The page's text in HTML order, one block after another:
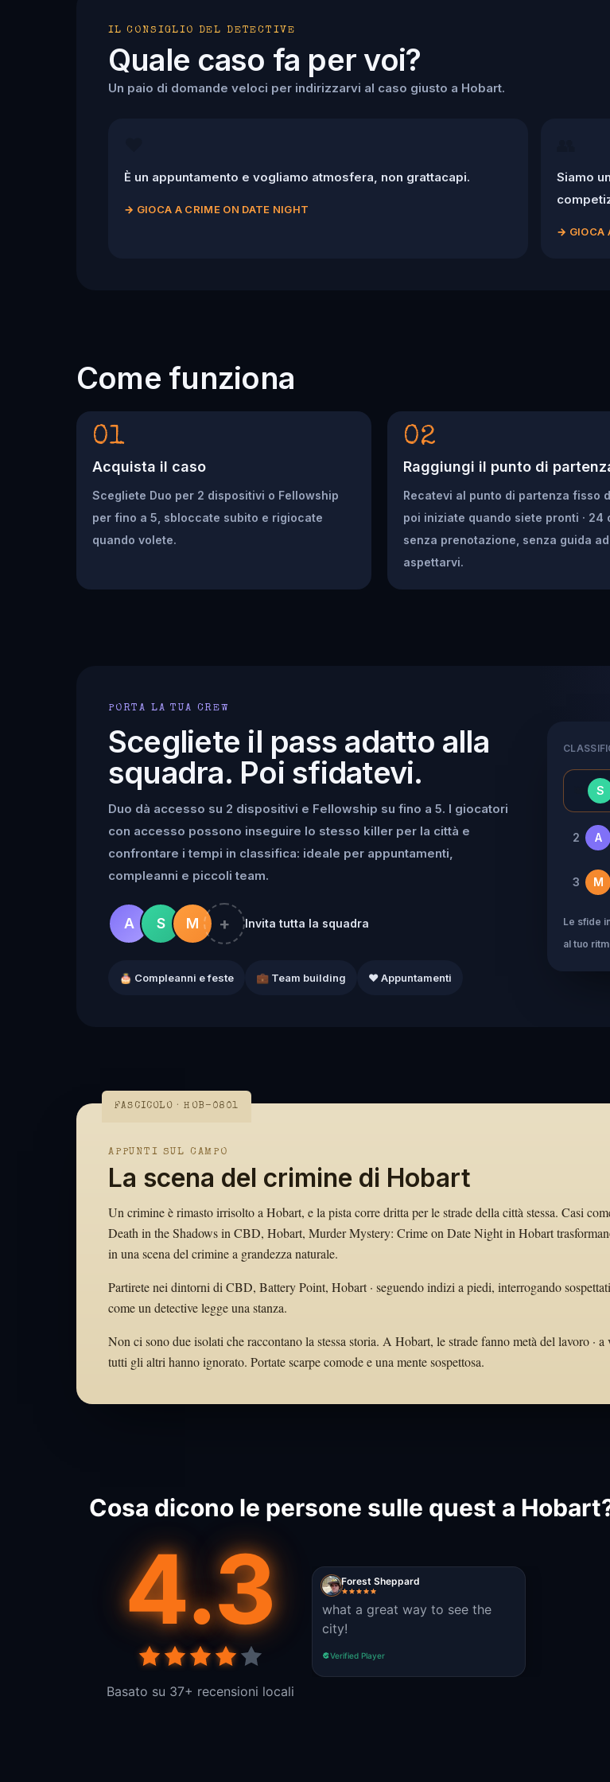
IL CONSIGLIO DEL DETECTIVE
Quale caso fa per voi?
Un paio di domande veloci per indirizzarvi al caso giusto a Hobart.
È un appuntamento e vogliamo atmosfera, non grattacapi.
→ GIOCA A CRIME ON DATE NIGHT
Siamo
→ GIOCA
Come funziona
01
Acquista il caso
Scegliete Duo per 2 dispositivi o Fellowship
per fino a 5, sbloccate subito e rigiocate
quando volete.
02
Raggiungi il punto di
Recatevi al punto di partenza fisso
poi iniziate quando siete pronti · 24
senza prenotazione, senza guida ad
aspettarvi.
PORTA LA TUA CREW
Scegliete il pass adatto alla
squadra. Poi sfidatevi.
Duo dà accesso su 2 dispositivi e Fellowship su fino a 5. I giocatori
con accesso possono inseguire lo stesso killer per la città e
confrontare i tempi in classifica: ideale per appuntamenti,
compleanni e piccoli team.
A S M + Invita tutta la squadra
🎂 Compleanni e feste 💼 Team building ❤️ Appuntamenti
S
2 A
3 M
Le sfide
al tuo
FASCICOLO · HOB-0801
APPUNTI SUL CAMPO
La scena del crimine di Hobart
Un crimine è rimasto irrisolto a Hobart, e la pista corre dritta per le strade della città stessa. Casi
Death in the Shadows in CBD, Hobart, Murder Mystery: Crime on Date Night in Hobart
in una scena del crimine a grandezza naturale.
Partirete nei dintorni di CBD, Battery Point, Hobart · seguendo indizi a piedi, interrogando
come un detective legge una stanza.
Non ci sono due isolati che raccontano la stessa storia. A Hobart, le strade fanno metà del lavoro · a
tutti gli altri hanno ignorato. Portate scarpe comode e una mente sospettosa.
Cosa dicono le persone sulle quest a
4.3
Basato su 37+ recensioni locali
Forest Sheppard
what a great way to see the
city!
Verified Player